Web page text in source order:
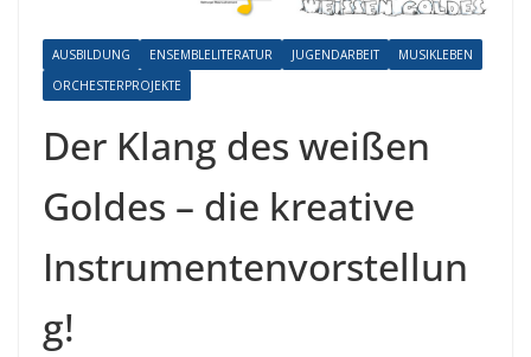
AUSBILDUNG ENSEMBLELITERATUR JUGENDARBEIT
MUSIKLEBEN
ORCHESTERPROJEKTE
Der Klang des weißen
Goldes – die kreative
Instrumentenvorstellun
g!